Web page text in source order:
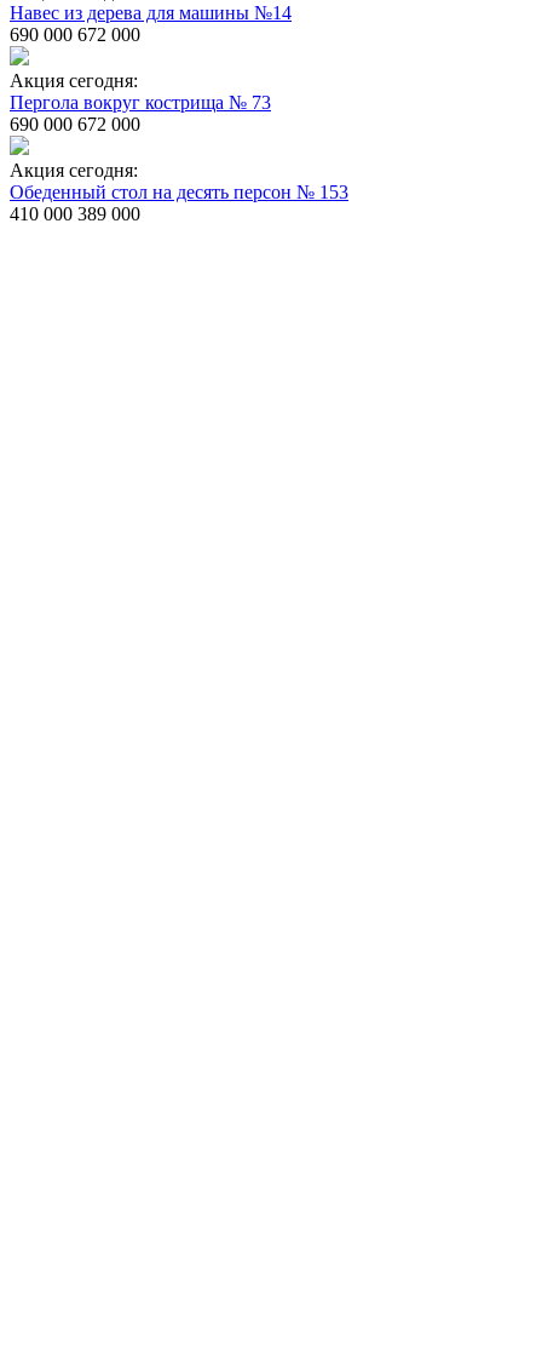
Навес из дерева для машины №14
690 000 672 000
Акция сегодня:
Пергола вокруг кострища № 73
690 000 672 000
Акция сегодня:
Обеденный стол на десять персон № 153
410 000 389 000